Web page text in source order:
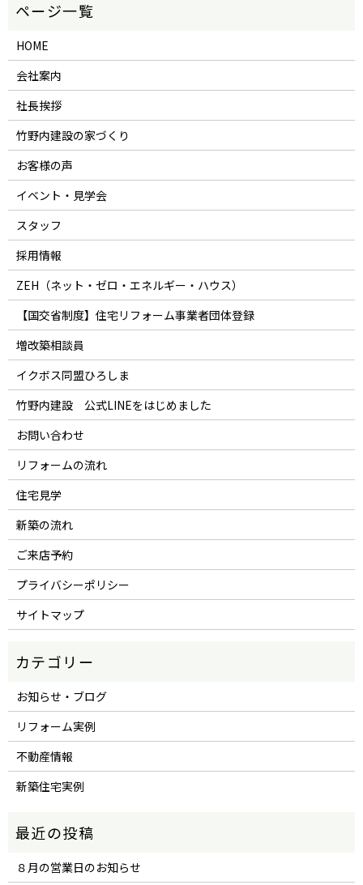
HOME
会社案内
社長挨拶
竹野内建設の家づくり
お客様の声
イベント・見学会
スタッフ
採用情報
ZEH（ネット・ゼロ・エネルギー・ハウス）
【国交省制度】住宅リフォーム事業者団体登録
増改築相談員
イクボス同盟ひろしま
竹野内建設 公式LINEをはじめました
お問い合わせ
リフォームの流れ
住宅見学
新築の流れ
ご来店予約
プライバシーポリシー
サイトマップ
お知らせ・ブログ
リフォーム実例
不動産情報
新築住宅実例
８月の営業日のお知らせ